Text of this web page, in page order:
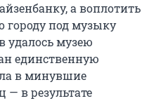
а воплотить
городу под музыку
удалось музею
единственную
в минувшие
— в результате